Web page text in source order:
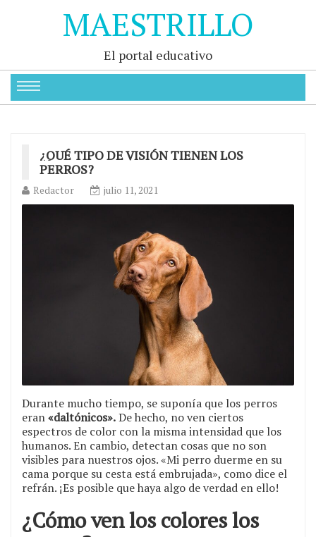
MAESTRILLO
El portal educativo
¿QUÉ TIPO DE VISIÓN TIENEN LOS
PERROS?
Redactor julio 11, 2021
Durante mucho tiempo, se suponía que los perros
eran«daltónicos».De hecho, no ven ciertos
espectros de color con la misma intensidad que los
humanos. En cambio, detectan cosas que no son
visibles para nuestros ojos. «Mi perro duerme en su
cama porque su cesta está embrujada», como dice el
refrán. ¡Es posible que haya algo de verdad en ello!
¿Cómo ven los colores los